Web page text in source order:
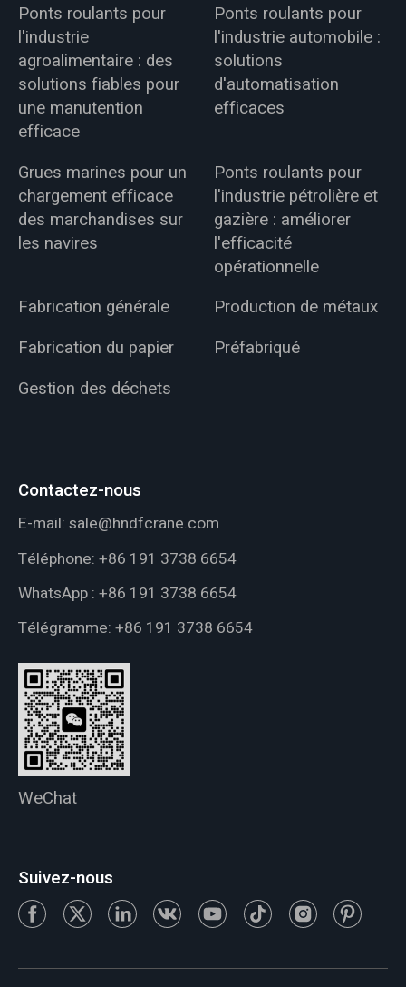
Ponts roulants pour
l'industrie
agroalimentaire : des
solutions fiables pour
une manutention
efficace
Ponts roulants pour
l'industrie automobile :
solutions
d'automatisation
efficaces
Grues marines pour un
chargement efficace
des marchandises sur
les navires
Ponts roulants pour
l'industrie pétrolière et
gazière : améliorer
l'efficacité
opérationnelle
Fabrication générale
Production de métaux
Fabrication du papier
Préfabriqué
Gestion des déchets
Contactez-nous
E-mail: sale@hndfcrane.com
Téléphone: +86 191 3738 6654
WhatsApp : +86 191 3738 6654
Télégramme: +86 191 3738 6654
WeChat
Suivez-nous